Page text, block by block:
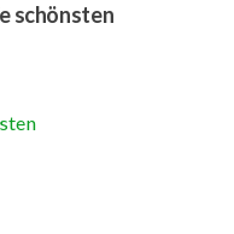
schönsten